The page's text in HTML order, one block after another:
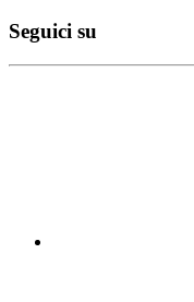
Seguici su